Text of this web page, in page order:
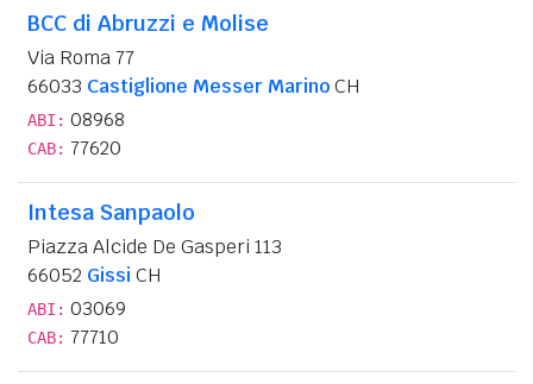
BCC di Abruzzi e Molise
Via Roma 77
66033 Castiglione Messer MarinoCH
ABI: 08968
CAB: 77620
Intesa Sanpaolo
Piazza Alcide De Gasperi 113
66052 Gissi CH
ABI: 03069
CAB: 77710